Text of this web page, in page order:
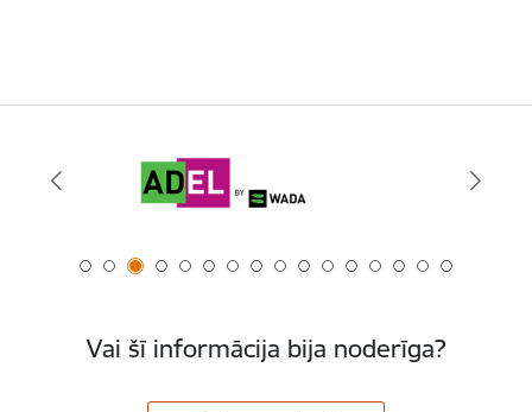
Vai šī informācija bija noderīga?